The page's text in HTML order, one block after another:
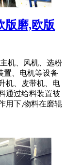
版磨,欧版
机、风机、选粉
置、电机等设备
机、皮带机、电
通过给料装置被
用下,物料在磨辊